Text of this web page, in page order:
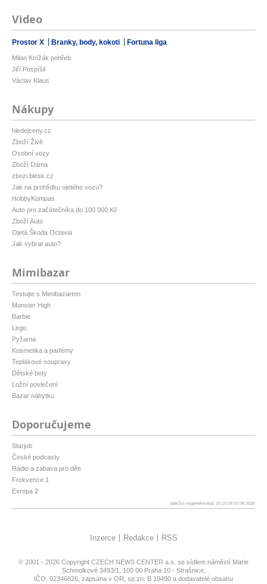
Video
Prostor X Branky, body, kokoti Fortuna liga
Milan Knížák pohřeb
Jiří Pospíšil
Václav Klaus
Nákupy
hledejceny.cz
Zboží Živě
Osobní vozy
Zboží Dáma
zbozi.blesk.cz
Jak na prohlídku ojetého vozu?
HobbyKompas
Auto pro začátečníka do 100 000 Kč
Zboží Auto
Ojetá Škoda Octavia
Jak vybrat auto?
Mimibazar
Testujte s Mimibazarem
Monster High
Barbie
Lego
Pyžama
Kosmetika a parfémy
Teplákové soupravy
Dětské boty
Ložní povlečení
Bazar nábytku
Doporučujeme
Starjob
České podcasty
Rádio a zábava pro děti
Frekvence 1
Evropa 2
patička vygenerovaná: 15:10:18 07.08.2026
Inzerce Redakce RSS
© 2001 - 2026 Copyright CZECH NEWS CENTER a.s. se sídlem náměstí Marie
Schmolkové 3493/1, 100 00 Praha 10 - Strašnice,
IČO: 02346826, zapsána v OR, sp.zn. B 19490 a dodavatelé obsahu